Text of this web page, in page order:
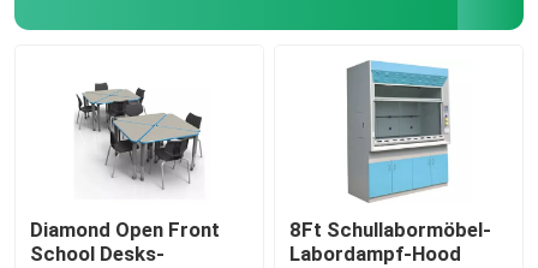
Laborinsel-Bank
Laborwand-Bank
Labordampf-Haube
Laborwaage-Bank
Diamond Open Front
School Desks-
8Ft Schullabormöbel-
Labordampf-Hood